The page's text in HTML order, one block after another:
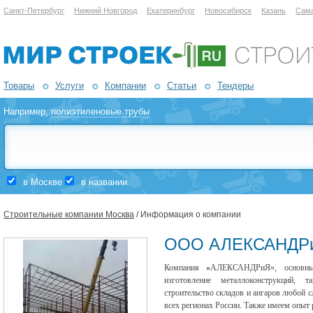
Санкт-Петербург Нижний Новгород Екатеринбург Новосибирск Казань
Товары Услуги Компании Статьи Тендеры
Например,полиэтиленовые трубы
в Москве в названии
Строительные компании Москва / Информация о компании
ООО
Компания«АЛЕКСАНДРиЯ»,
изготовление металлоконструкций,
строительствоскладов иангаров любой
всех регионах России. Также имеем